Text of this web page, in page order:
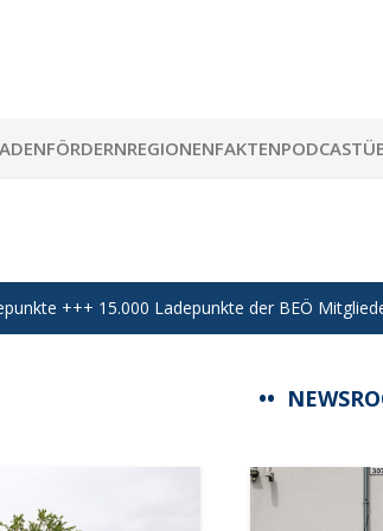
FÖRDERNREGIONENFAKTENPODCAST
15.000 Ladepunkte der BEÖ Mitglieder +++
••